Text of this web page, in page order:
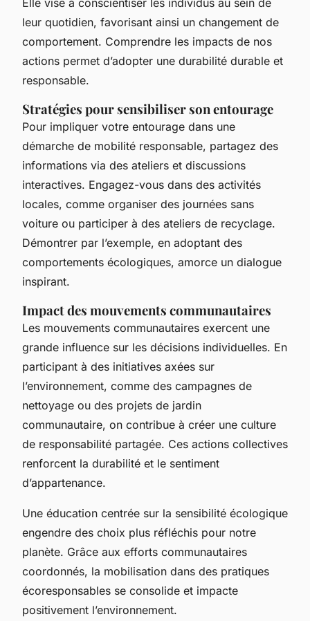
leur quotidien, favorisant ainsi un changement de
comportement. Comprendre les impacts de nos
actions permet d’adopter une durabilité durable et
responsable.
Stratégies pour sensibiliser son entourage
Pour impliquer votre entourage dans une
démarche de mobilité responsable, partagez des
informations via des ateliers et discussions
interactives. Engagez-vous dans des activités
locales, comme organiser des journées sans
voiture ou participer à des ateliers de recyclage.
Démontrer par l’exemple, en adoptant des
comportements écologiques, amorce un dialogue
inspirant.
Impact des mouvements communautaires
Les mouvements communautaires exercent une
grande influence sur les décisions individuelles. En
participant à des initiatives axées sur
l’environnement, comme des campagnes de
nettoyage ou des projets de jardin
communautaire, on contribue à créer une culture
de responsabilité partagée. Ces actions collectives
renforcent la durabilité et le sentiment
d’appartenance.
Une éducation centrée sur la sensibilité écologique
engendre des choix plus réfléchis pour notre
planète. Grâce aux efforts communautaires
coordonnés, la mobilisation dans des pratiques
écoresponsables se consolide et impacte
positivement l’environnement.